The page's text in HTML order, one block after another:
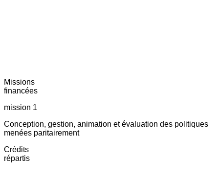
Missions
financées
mission 1
Conception, gestion, animation et évaluation des politiques
menées paritairement
Crédits
répartis